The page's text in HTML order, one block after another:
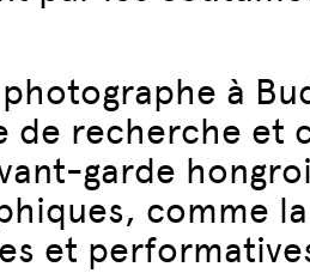
à
recherche et
garde
comme
et